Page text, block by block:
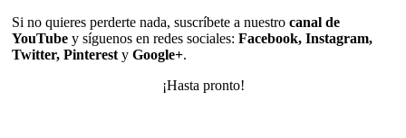
Si no quieres perderte nada, suscríbete a nuestro canal de
YouTube y síguenos en redes sociales: Facebook, Instagram,
Twitter, Pinterest y Google+.
¡Hasta pronto!